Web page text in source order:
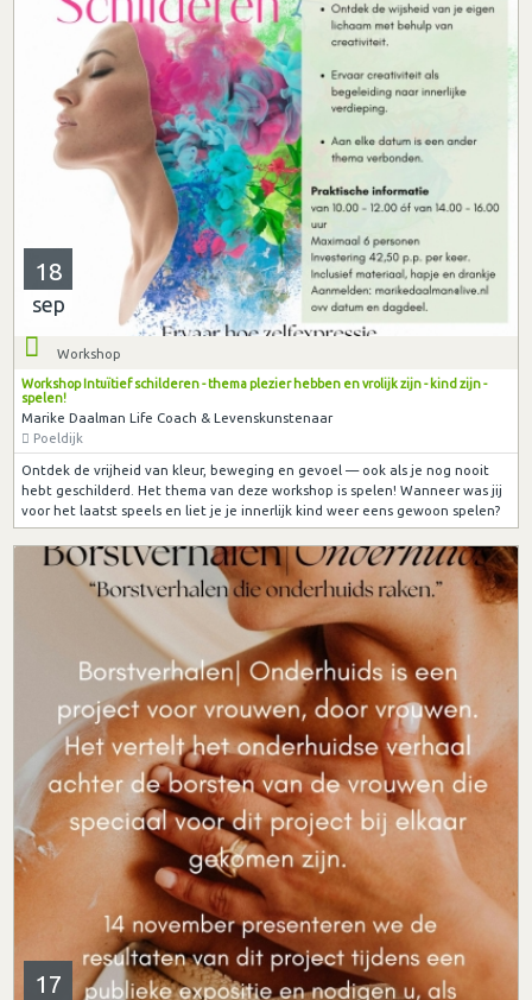
18
sep
Workshop
Workshop Intuïtief schilderen - thema plezier hebben en vrolijk zijn - kind zijn -
spelen!
Marike Daalman Life Coach & Levenskunstenaar
Poeldijk
Ontdek de vrijheid van kleur, beweging en gevoel — ook als je nog nooit
hebt geschilderd. Het thema van deze workshop is spelen! Wanneer was jij
voor het laatst speels en liet je je innerlijk kind weer eens gewoon spelen?
17